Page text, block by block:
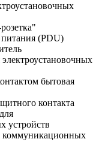
питания (PDU)
бытовая
контакта
устройств
коммуникационных